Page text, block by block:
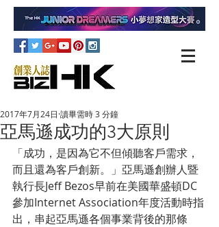
亞馬遜成功的3大原則
2017年7月24日 讀畢需時 3 分鐘
「成功，是因為它不但傾聽客戶需求，
而且還為客戶創新。」亞馬遜創辦人暨
執行長Jeff Bezos早前在美國華盛頓DC
參加Internet Association年度活動時指
出，串起亞馬遜各個事業背後的那條